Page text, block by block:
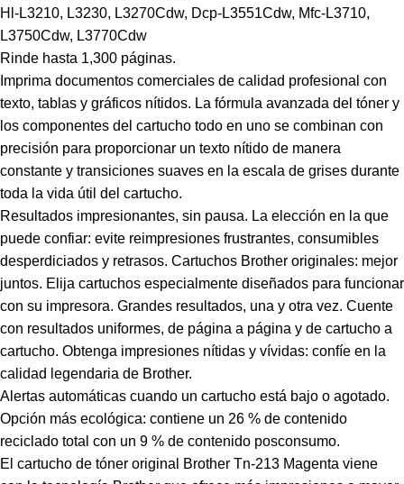
Hl-L3210, L3230, L3270Cdw, Dcp-L3551Cdw, Mfc-L3710,
L3750Cdw, L3770Cdw
Rinde hasta 1,300 páginas.
Imprima documentos comerciales de calidad profesional con
texto, tablas y gráficos nítidos. La fórmula avanzada del tóner y
los componentes del cartucho todo en uno se combinan con
precisión para proporcionar un texto nítido de manera
constante y transiciones suaves en la escala de grises durante
toda la vida útil del cartucho.
Resultados impresionantes, sin pausa. La elección en la que
puede confiar: evite reimpresiones frustrantes, consumibles
desperdiciados y retrasos. Cartuchos Brother originales: mejor
juntos. Elija cartuchos especialmente diseñados para funcionar
con su impresora. Grandes resultados, una y otra vez. Cuente
con resultados uniformes, de página a página y de cartucho a
cartucho. Obtenga impresiones nítidas y vívidas: confíe en la
calidad legendaria de Brother.
Alertas automáticas cuando un cartucho está bajo o agotado.
Opción más ecológica: contiene un 26 % de contenido
reciclado total con un 9 % de contenido posconsumo.
El cartucho de tóner original Brother Tn-213 Magenta viene